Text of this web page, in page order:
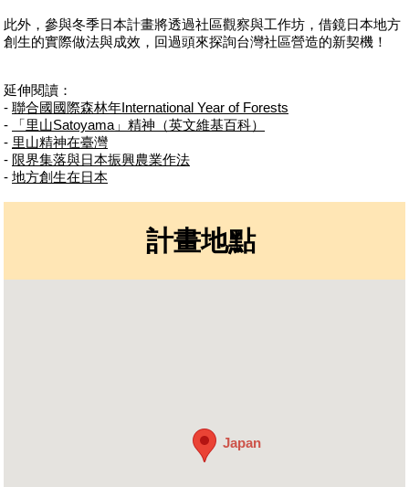
此外，參與冬季日本計畫將透過社區觀察與工作坊，借鏡日本地方
創生的實際做法與成效，回過頭來探詢台灣社區營造的新契機！
延伸閱讀：
- 聯合國國際森林年International Year of Forests
-
「里山Satoyama」精神（英文維基百科）
- 里山精神在臺灣
- 限界集落與日本振興農業作法
- 地方創生在日本
計畫地點
Japan